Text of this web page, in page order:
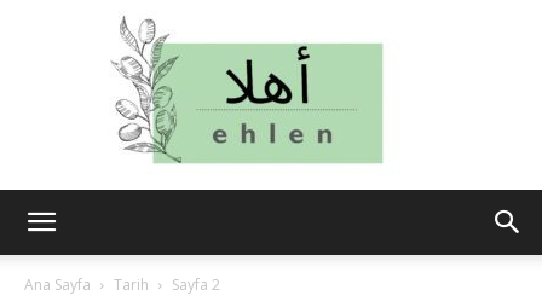
Ana Sayfa Tarih Sayfa 2